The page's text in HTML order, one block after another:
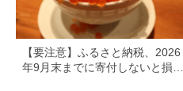
【要注意】ふるさと納税、2026
年9月末までに寄付しないと損す